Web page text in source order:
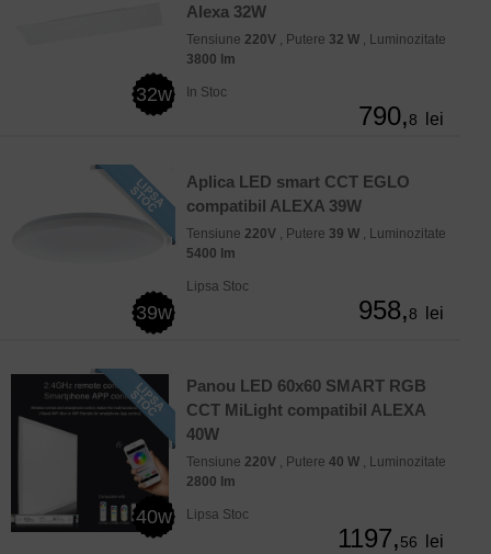
32w
Alexa 32W
Tensiune 220V , Putere 32 W , Luminozitate
3800 lm
In Stoc
790,8 lei
39w
Aplica LED smart CCT EGLO
compatibil ALEXA 39W
Tensiune 220V , Putere 39 W , Luminozitate
5400 lm
Lipsa Stoc
958,8 lei
40w
Panou LED 60x60 SMART RGB
CCT MiLight compatibil ALEXA
40W
Tensiune 220V , Putere 40 W , Luminozitate
2800 lm
Lipsa Stoc
1197,56 lei